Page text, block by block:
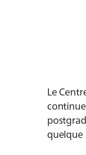
Le
quelque